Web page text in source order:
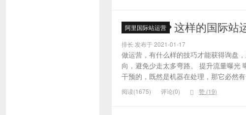
阿里国际站运营 这样的国际站
排长 发布于 2021-01-17
做运营，有什么样的技巧才能获得询盘
向，避免少走太多弯路。 提升流量曝光
干预的，既然是机器在处理，那它必然
阅读(1675) 评论(0) 赞 (19)